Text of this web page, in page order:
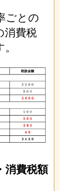
ごとの
消費税
消費税額